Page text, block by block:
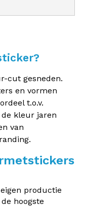
cut gesneden.
en vormen
t.o.v.
kleur jaren
van
productie
hoogste